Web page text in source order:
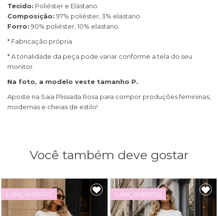
Tecido: Poliéster e Elástano.
Composição: 97% poliéster, 3% elastano.
Forro: 90% poliéster, 10% elastano.
* Fabricação própria.
* A tonalidade da peça pode variar conforme a tela do seu
monitor.
Na foto, a modelo veste tamanho P.
Aposte na Saia Plissada Rosa para compor produções femininas,
modernas e cheias de estilo!
Você também deve gostar
LANÇAMENTO LANÇAMENTO